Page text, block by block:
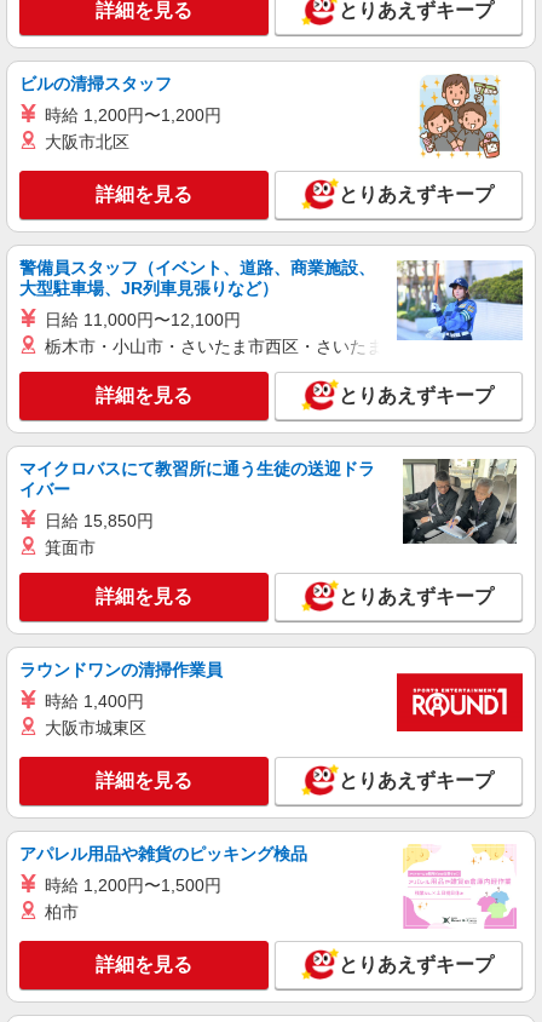
キープ 詳細を見る
派遣社員
株式会社kotrio /●HR-H-2078533
八丁堀駅のデイSTAFF|まずは2ヵ月お試しで
時給1350円〜1937円 ＜日払い有/週払い有/交
通費全支給(ガソリン代含む)＞
広島市中区 八丁堀駅
キープ 詳細を見る
アルバイト パート 派遣社員 紹介予定派遣
日研トータルソーシング株式会社 メディカルケア事業部/広島オフィ
未経験・無資格OKの介護スタッフ
時給1,400円〜1,600円 ★週払いOK（規定あ
り） ※給与幅は経験・能力による
広島県広島市中区 【最寄駅】白島電停 ★勤務
地は3000ヶ所以上★ 自宅から通いやすいエリアな
キープ 詳細を見る
日研トータルソーシング株式会社 メディカルケア事業部/広島オフィ
ス
介護スタッフ／資格あり or 経験者
1,450円〜 ◆初任者研修・未経験：1,450円〜 ◆初
任者研修・経験者：1,550円〜 ◆介護福祉士：
1,600円〜 ※経験者は3ヶ月以上 ※給与幅は経験・
能力による ★週払いOK（規定あり）
広島県広島市中区 【最寄駅】紙屋町東電停 ★
勤務地は3000ヶ所以上★ 自宅から通いやすいエリ
アなど、お好きな勤務地をお選び下さい！！
キープ 詳細を見る
日研トータルソーシング株式会社 メディカルケア事業部/広島オフィ
未経験・無資格OKの介護スタッフ
詳細を見る とりあえずキープ
ビルの清掃スタッフ
時給 1,200円〜1,200円
大阪市北区
詳細を見る とりあえずキープ
警備員スタッフ（イベント、道路、商業施設、
大型駐車場、JR列車見張りなど）
日給 11,000円〜12,100円
栃木市・小山市・さいたま市西区・さいたま市岩槻区・久喜市・
詳細を見る とりあえずキープ
マイクロバスにて教習所に通う生徒の送迎ドラ
イバー
日給 15,850円
箕面市
詳細を見る とりあえずキープ
ラウンドワンの清掃作業員
時給 1,400円
大阪市城東区
詳細を見る とりあえずキープ
アパレル用品や雑貨のピッキング検品
時給 1,200円〜1,500円
柏市
詳細を見る とりあえずキープ